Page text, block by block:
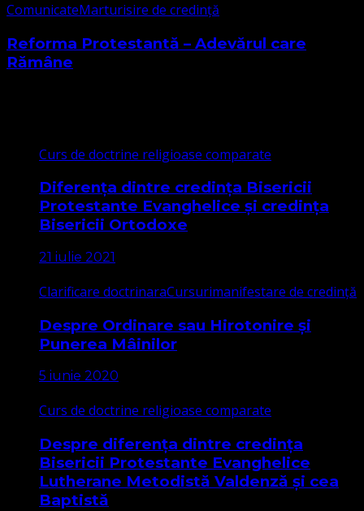
ComunicateMarturisire de credință
Reforma Protestantă – Adevărul care
Rămâne
Curs de doctrine religioase comparate
Diferența dintre credința Bisericii
Protestante Evanghelice și credința
Bisericii Ortodoxe
21 iulie 2021
Clarificare doctrinaraCursurimanifestare de credință
Despre Ordinare sau Hirotonire și
Punerea Mâinilor
5 iunie 2020
Curs de doctrine religioase comparate
Despre diferența dintre credința
Bisericii Protestante Evanghelice
Lutherane Metodistă Valdenză și cea
Baptistă